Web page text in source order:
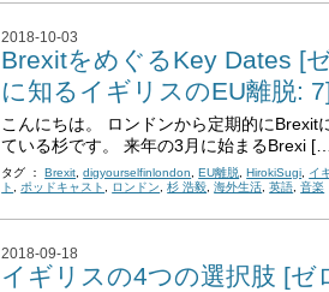
2018-10-03
BrexitをめぐるKey Dates [
に知るイギリスのEU離脱:
こんにちは。 ロンドンから定期的にBrexit
ている杉です。 来年の3月に始まるBrexi
タグ ： Brexit,digyourselfinlondon, EU離脱, HirokiSugi, イ
ト ,ポッドキャスト , ロンドン,杉 浩毅,海外生活,英語,音楽
2018-09-18
イギリスの4つの選択肢 [ゼ